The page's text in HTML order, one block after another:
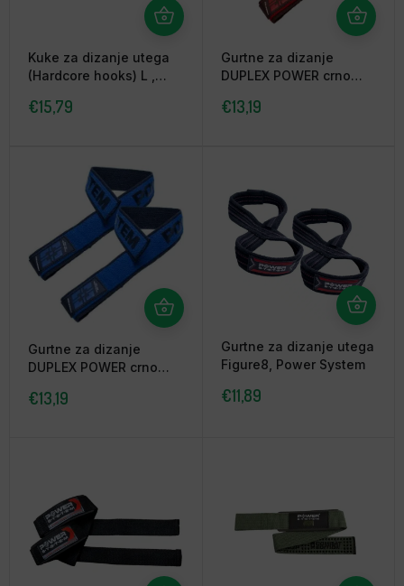
Kuke za dizanje utega
(Hardcore hooks) L ,
€15,79
Gurtne za dizanje
DUPLEX POWER crno
€13,19
Gurtne za dizanje
DUPLEX POWER crno
€13,19
Gurtne za dizanje utega
Figure8, Power System
€11,89